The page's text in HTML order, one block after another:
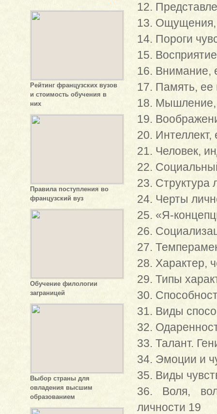
Рейтинг французских вузов
и стоимость обучения в
них
Правила поступления во
французский вуз
Обучение филологии
заграницей
Выбор страны для
овладения высшим
образованием
12.
13. Ощущения,
14. Пороги
15.
16. Внимание,
17. Память, ее
18. Мышление,
19.
20. Интеллект,
21. Человек,
22.
23. Структура
24. Черты
25. «Я-
26.
27.
28. Характер,
29. Типы
30.
31. Виды
32.
33. Талант.
34. Эмоции и
35. Виды
36. Воля,
личности 19